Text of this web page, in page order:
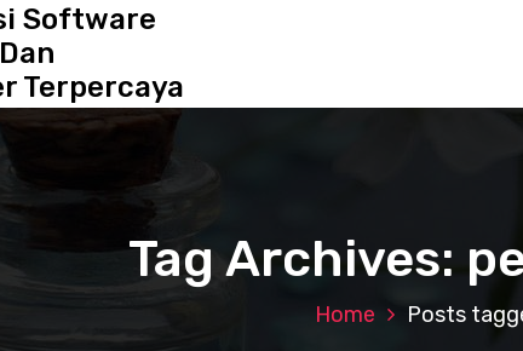
Software
Terpercaya
Tag Archives:
Home Posts